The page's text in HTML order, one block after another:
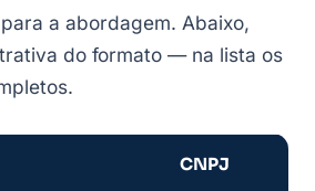
a abordagem. Abaixo,
do formato — na lista os
CNPJ